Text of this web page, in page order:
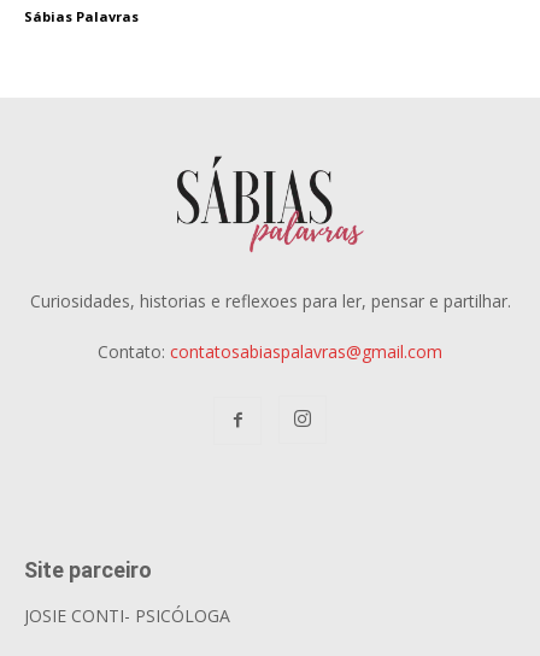
Sábias Palavras
Curiosidades, historias e reflexoes para ler, pensar e partilhar.
Contato: contatosabiaspalavras@gmail.com
Site parceiro
JOSIE CONTI- PSICÓLOGA